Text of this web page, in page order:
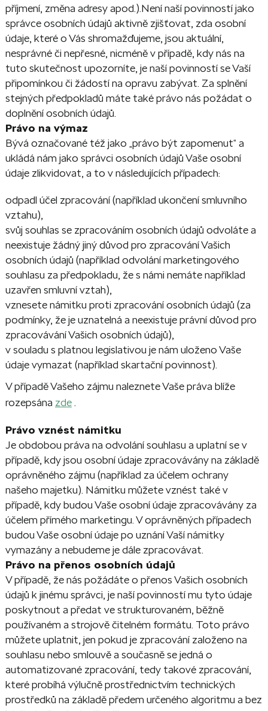
příjmení, změna adresy apod.).Není naší povinností jako
správce osobních údajů aktivně zjišťovat, zda osobní
údaje, které o Vás shromažďujeme, jsou aktuální,
nesprávné či nepřesné, nicméně v případě, kdy nás na
tuto skutečnost upozorníte, je naší povinností se Vaší
připomínkou či žádostí na opravu zabývat. Za splnění
stejných předpokladů máte také právo nás požádat o
doplnění osobních údajů.
Právo na výmaz
Bývá označované též jako „právo být zapomenut“ a
ukládá nám jako správci osobních údajů Vaše osobní
údaje zlikvidovat, a to v následujících případech:
odpadl účel zpracování (například ukončení smluvního
vztahu),
svůj souhlas se zpracováním osobních údajů odvoláte a
neexistuje žádný jiný důvod pro zpracování Vašich
osobních údajů (například odvolání marketingového
souhlasu za předpokladu, že s námi nemáte například
uzavřen smluvní vztah),
vznesete námitku proti zpracování osobních údajů (za
podmínky, že je uznatelná a neexistuje právní důvod pro
zpracovávání Vašich osobních údajů),
v souladu s platnou legislativou je nám uloženo Vaše
údaje vymazat (například skartační povinnost).
V případě Vašeho zájmu naleznete Vaše práva blíže
rozepsána zde.
Právo vznést námitku
Je obdobou práva na odvolání souhlasu a uplatní se v
případě, kdy jsou osobní údaje zpracovávány na základě
oprávněného zájmu (například za účelem ochrany
našeho majetku). Námitku můžete vznést také v
případě, kdy budou Vaše osobní údaje zpracovávány za
účelem přímého marketingu. V oprávněných případech
budou Vaše osobní údaje po uznání Vaší námitky
vymazány a nebudeme je dále zpracovávat.
Právo na přenos osobních údajů
V případě, že nás požádáte o přenos Vašich osobních
údajů k jinému správci, je naší povinností mu tyto údaje
poskytnout a předat ve strukturovaném, běžně
používaném a strojově čitelném formátu. Toto právo
můžete uplatnit, jen pokud je zpracování založeno na
souhlasu nebo smlouvě a současně se jedná o
automatizované zpracování, tedy takové zpracování,
které probíhá výlučně prostřednictvím technických
prostředků na základě předem určeného algoritmu a bez